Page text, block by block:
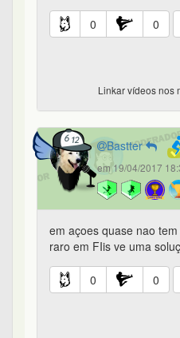
0 0
Linkar vídeos nos
Bastter
em 19/04/2017
em açoes quase nao
raro em FIis ve uma
0 0